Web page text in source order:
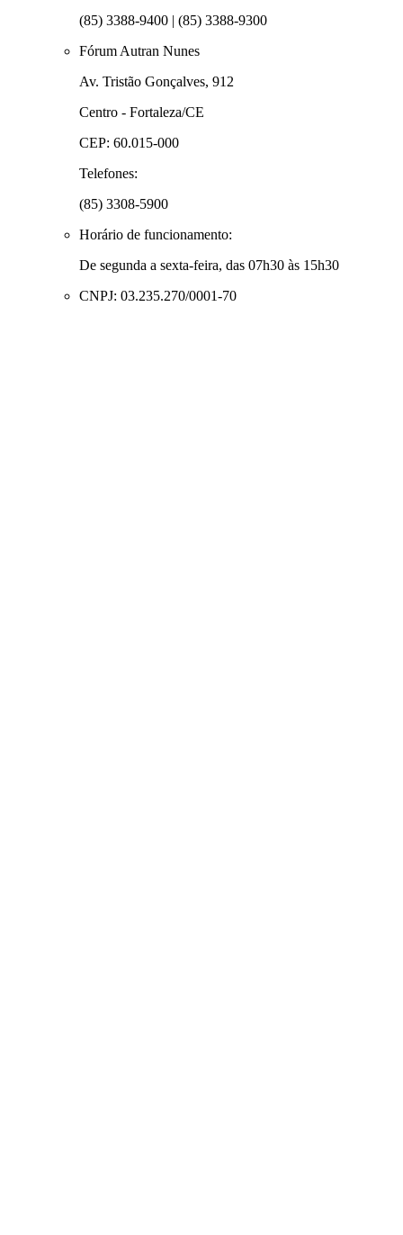
(85) 3388-9400 | (85) 3388-9300
Fórum Autran Nunes
Av. Tristão Gonçalves, 912
Centro - Fortaleza/CE
CEP: 60.015-000
Telefones:
(85) 3308-5900
Horário de funcionamento:
De segunda a sexta-feira, das 07h30 às 15h30
CNPJ: 03.235.270/0001-70